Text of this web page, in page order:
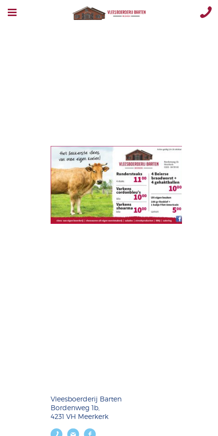
Vleesboerderij Barten
Bordenweg 1b,
4231 VH Meerkerk